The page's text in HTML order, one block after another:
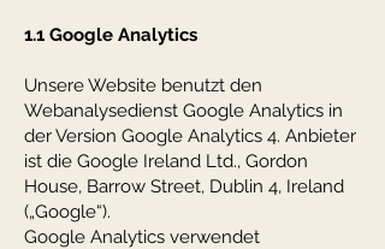
1.1 Google Analytics
Unsere Website benutzt den
Webanalysedienst Google Analytics in
der Version Google Analytics 4. Anbieter
ist die Google Ireland Ltd., Gordon
House, Barrow Street, Dublin 4, Ireland
(„Google“).
Google Analytics verwendet